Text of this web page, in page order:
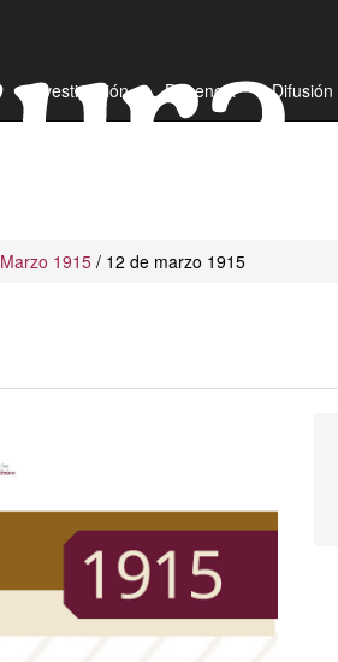
Investigación Docencia Difusión
Marzo 1915 / 12 de marzo 1915